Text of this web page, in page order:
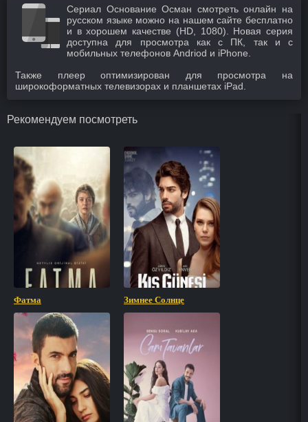
Сериал Основание Осман смотреть онлайн на
русском языке можно на нашем сайте бесплатно
и в хорошем качестве (HD, 1080). Новая серия
доступна для просмотра как с ПК, так и с
мобильных телефонов Andriod и iPhone.
Также плеер оптимизирован для просмотра на
широкоформатных телевизорах и планшетах iPad.
Рекомендуем посмотреть
Фатма Зимнее Солнце